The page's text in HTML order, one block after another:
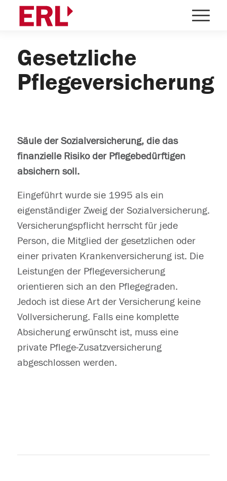
Gesetzliche
Pflegeversicherung
Säule der Sozialversicherung, die das
finanzielle Risiko der Pflegebedürftigen
absichern soll.
Eingeführt wurde sie 1995 als ein
eigenständiger Zweig der Sozialversicherung.
Versicherungspflicht herrscht für jede
Person, die Mitglied der gesetzlichen oder
einer privaten Krankenversicherung ist. Die
Leistungen der Pflegeversicherung
orientieren sich an den Pflegegraden.
Jedoch ist diese Art der Versicherung keine
Vollversicherung. Falls eine komplette
Absicherung erwünscht ist, muss eine
private Pflege-Zusatzversicherung
abgeschlossen werden.